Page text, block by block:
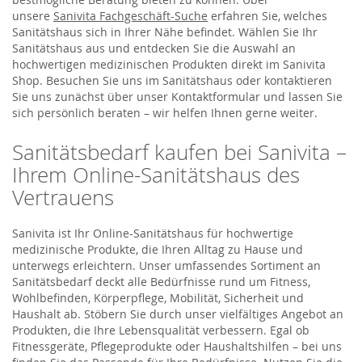
unsere Sanivita Fachgeschäft-Suche erfahren Sie, welches
Sanitätshaus sich in Ihrer Nähe befindet. Wählen Sie Ihr
Sanitätshaus aus und entdecken Sie die Auswahl an
hochwertigen medizinischen Produkten direkt im Sanivita
Shop. Besuchen Sie uns im Sanitätshaus oder kontaktieren
Sie uns zunächst über unser Kontaktformular und lassen Sie
sich persönlich beraten – wir helfen Ihnen gerne weiter.
Sanitätsbedarf kaufen bei Sanivita –
Ihrem Online-Sanitätshaus des
Vertrauens
Sanivita ist Ihr Online-Sanitätshaus für hochwertige
medizinische Produkte, die Ihren Alltag zu Hause und
unterwegs erleichtern. Unser umfassendes Sortiment an
Sanitätsbedarf deckt alle Bedürfnisse rund um Fitness,
Wohlbefinden, Körperpflege, Mobilität, Sicherheit und
Haushalt ab. Stöbern Sie durch unser vielfältiges Angebot an
Produkten, die Ihre Lebensqualität verbessern. Egal ob
Fitnessgeräte, Pflegeprodukte oder Haushaltshilfen – bei uns